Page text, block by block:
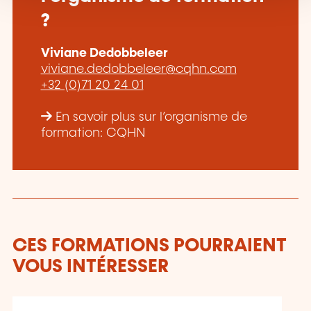
?
Viviane Dedobbeleer
viviane.dedobbeleer@cqhn.com
+32 (0)71 20 24 01
En savoir plus sur l’organisme de
formation: CQHN
CES FORMATIONS POURRAIENT
VOUS INTÉRESSER